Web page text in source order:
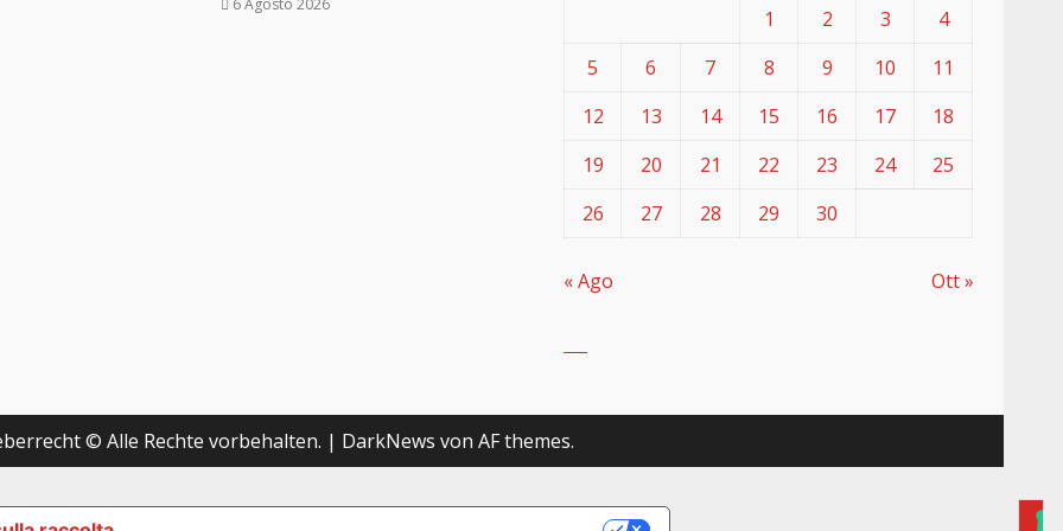
6 Agosto 2026
1
2 3
4
5
6 7 8 9 10
11
12
13 14 15 16 17
18
19
20 21 22 23 24
25
26
27 28 29 30
« Ago Ott »
© Alle Rechte vorbehalten. | DarkNews von AF themes.